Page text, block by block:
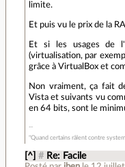
limite.
Et puis vu le prix de la
Et si les usages de
(virtualisation, par
grâce à VirtualBox et
Non vraiment, ça fait
Vista et suivants vu
en 64 bits, sont le
"Quand certains râlent contre
[^] # Re: Facile